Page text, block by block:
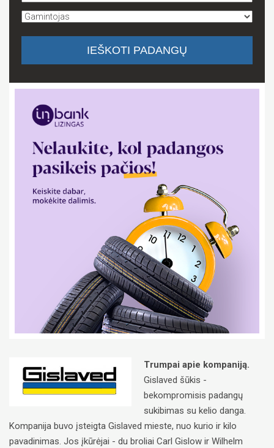
Trumpai apie kompaniją.
Gislaved šūkis -
bekompromisis padangų
sukibimas su kelio danga.
Kompanija buvo įsteigta Gislaved mieste, nuo kurio ir kilo
pavadinimas. Jos įkūrėjai - du broliai Carl Gislow ir Wilhelm